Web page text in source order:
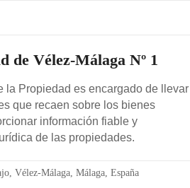
de Vélez-Málaga Nº 1
la Propiedad es encargado de llevar
que recaen sobre los bienes
información fiable y
de las propiedades.
Vélez-Málaga, Málaga, España